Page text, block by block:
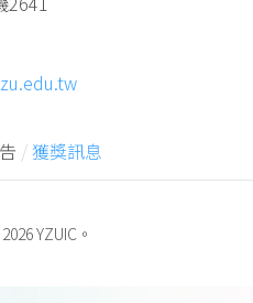
獲獎訊息
YZUIC。